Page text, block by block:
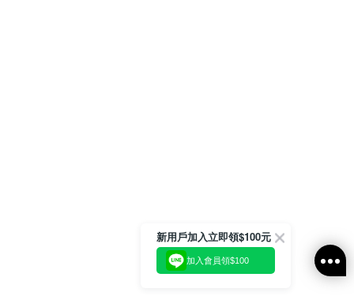
新用戶加入立即領$100元
加入會員領$100